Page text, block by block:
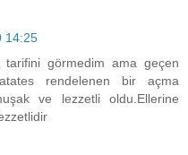
14:25
görmedim ama geçen
rendelenen bir açma
ve lezzetli oldu.Ellerine